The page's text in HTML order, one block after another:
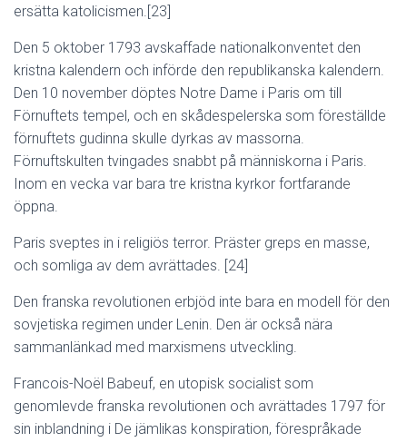
ersätta katolicismen.[23]
Den 5 oktober 1793 avskaffade nationalkonventet den
kristna kalendern och införde den republikanska kalendern.
Den 10 november döptes Notre Dame i Paris om till
Förnuftets tempel, och en skådespelerska som föreställde
förnuftets gudinna skulle dyrkas av massorna.
Förnuftskulten tvingades snabbt på människorna i Paris.
Inom en vecka var bara tre kristna kyrkor fortfarande
öppna.
Paris sveptes in i religiös terror. Präster greps en masse,
och somliga av dem avrättades. [24]
Den franska revolutionen erbjöd inte bara en modell för den
sovjetiska regimen under Lenin. Den är också nära
sammanlänkad med marxismens utveckling.
Francois-Noël Babeuf, en utopisk socialist som
genomlevde franska revolutionen och avrättades 1797 för
sin inblandning i De jämlikas konspiration, förespråkade